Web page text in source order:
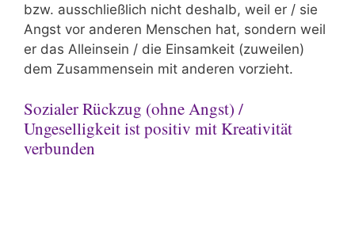
bzw. ausschließlich nicht deshalb, weil er / sie
Angst vor anderen Menschen hat, sondern weil
er das Alleinsein / die Einsamkeit (zuweilen)
dem Zusammensein mit anderen vorzieht.
Sozialer Rückzug (ohne Angst) /
Ungeselligkeit ist positiv mit Kreativität
verbunden